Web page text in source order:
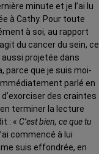
minute et je l’ai lu
à Cathy. Pour toute
à soi, au rapport
du cancer du sein, ce
projetée dans
parce que je suis moi-
parlé en
des craintes
terminer la lecture
: « C’est bien, ce que tu
commencé à lui
me suis effondrée, en